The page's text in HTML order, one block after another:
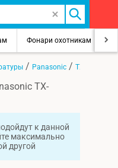
Фонари охотникам
/ Panasonic / TX-21GF80T
TX-
к данной
максимально
другой